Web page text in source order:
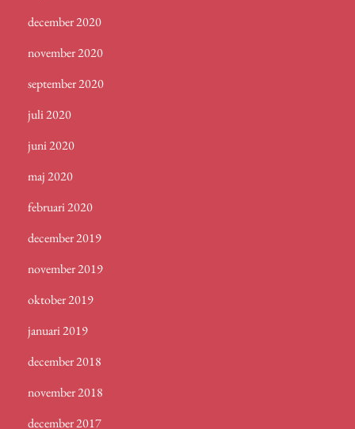
december 2020
november 2020
september 2020
juli 2020
juni 2020
maj 2020
februari 2020
december 2019
november 2019
oktober 2019
januari 2019
december 2018
november 2018
december 2017